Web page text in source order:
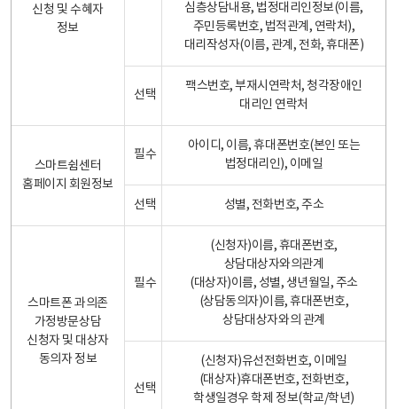
신청 및 수혜자
정보
심층상담내용, 법정대리인정보(이름,
주민등록번호, 법적관계, 연락처),
대리작성자(이름, 관계, 전화, 휴대폰)
선택
팩스번호, 부재시연락처, 청각장애인
대리인 연락처
스마트쉼센터
홈페이지 회원정보
필수
아이디, 이름, 휴대폰번호(본인 또는
법정대리인), 이메일
선택 성별, 전화번호, 주소
스마트폰 과의존
가정방문상담
신청자 및 대상자
동의자 정보
필수
(신청자)이름, 휴대폰번호,
상담대상자와의관계
(대상자)이름, 성별, 생년월일, 주소
(상담동의자)이름, 휴대폰번호,
상담대상자와의 관계
선택
(신청자)유선전화번호, 이메일
(대상자)휴대폰번호, 전화번호,
학생일경우 학제 정보(학교/학년)